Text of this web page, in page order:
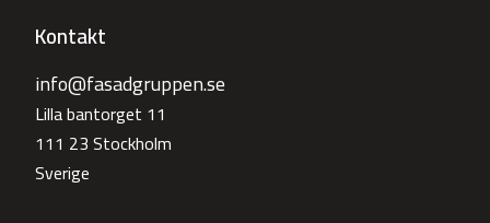
Kontakt
info@fasadgruppen.se
Lilla bantorget 11
111 23 Stockholm
Sverige